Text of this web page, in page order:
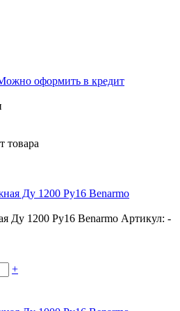
оформить в кредит
товара
Ду 1200 Ру16 Benarmo Артикул: -
+